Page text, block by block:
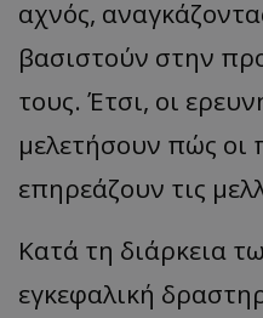
αχνός,
βασιστούν στην
τους. Έτσι, οι
μελετήσουν πώς οι
επηρεάζουν τις
Κατά τη διάρκεια
εγκεφαλική